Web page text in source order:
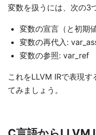
変数を扱うには、次の3
変数の宣言（と初期
変数の再代入:
変数の参照: var_ref
これをLLVM IRで表現
てみましょう。